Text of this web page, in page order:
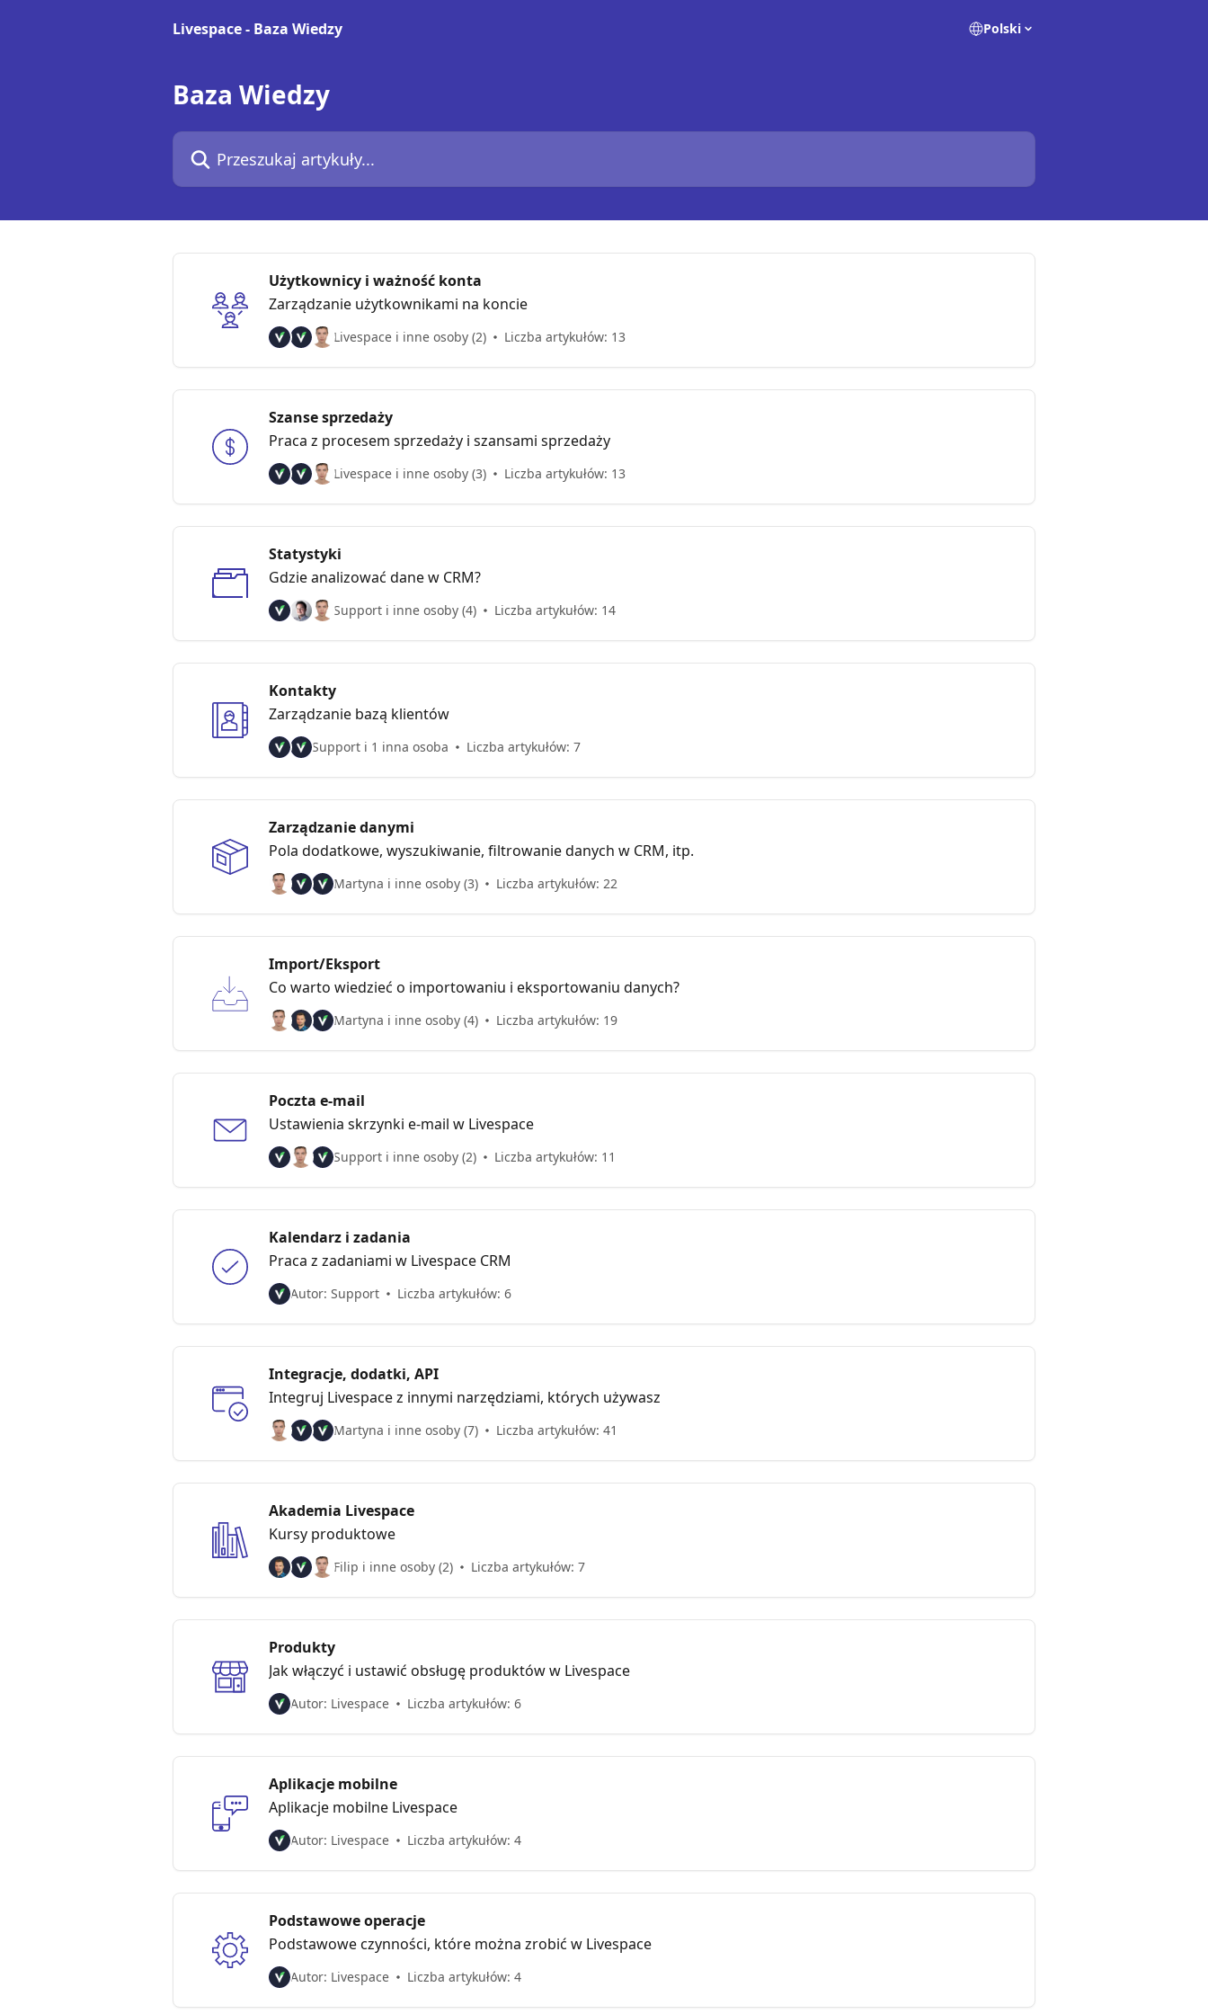
Livespace - Baza Wiedzy
Polski
Baza Wiedzy
Przeszukaj artykuły...
Użytkownicy i ważność konta
Zarządzanie użytkownikami na koncie
Livespace i inne osoby (2) Liczba artykułów: 13
Szanse sprzedaży
Praca z procesem sprzedaży i szansami sprzedaży
Livespace i inne osoby (3) Liczba artykułów: 13
Statystyki
Gdzie analizować dane w CRM?
Support i inne osoby (4) Liczba artykułów: 14
Kontakty
Zarządzanie bazą klientów
Support i 1 inna osoba Liczba artykułów: 7
Zarządzanie danymi
Pola dodatkowe, wyszukiwanie, filtrowanie danych w CRM, itp.
Martyna i inne osoby (3) Liczba artykułów: 22
Import/Eksport
Co warto wiedzieć o importowaniu i eksportowaniu danych?
Martyna i inne osoby (4) Liczba artykułów: 19
Poczta e-mail
Ustawienia skrzynki e-mail w Livespace
Support i inne osoby (2) Liczba artykułów: 11
Kalendarz i zadania
Praca z zadaniami w Livespace CRM
Autor: Support Liczba artykułów: 6
Integracje, dodatki, API
Integruj Livespace z innymi narzędziami, których używasz
Martyna i inne osoby (7) Liczba artykułów: 41
Akademia Livespace
Kursy produktowe
Filip i inne osoby (2) Liczba artykułów: 7
Produkty
Jak włączyć i ustawić obsługę produktów w Livespace
Autor: Livespace Liczba artykułów: 6
Aplikacje mobilne
Aplikacje mobilne Livespace
Autor: Livespace Liczba artykułów: 4
Podstawowe operacje
Podstawowe czynności, które można zrobić w Livespace
Autor: Livespace Liczba artykułów: 4